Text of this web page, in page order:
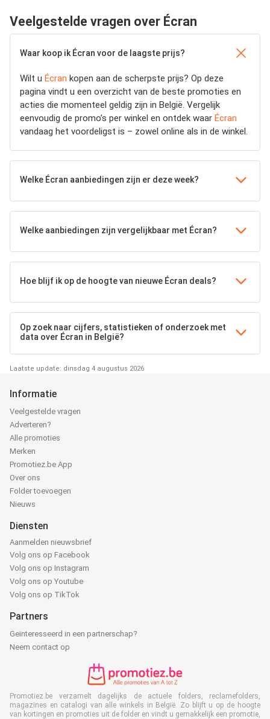
Veelgestelde vragen over Écran
Waar koop ik Écran voor de laagste prijs?
Wilt u Écran kopen aan de scherpste prijs? Op deze
pagina vindt u een overzicht van de beste promoties en
acties die momenteel geldig zijn in België. Vergelijk
eenvoudig de promo’s per winkel en ontdek waar Écran
vandaag het voordeligst is – zowel online als in de winkel.
Welke Écran aanbiedingen zijn er deze week?
Welke aanbiedingen zijn vergelijkbaar met Écran?
Hoe blijf ik op de hoogte van nieuwe Écran deals?
Op zoek naar cijfers, statistieken of onderzoek met
data over Écran in België?
Laatste update: dinsdag 4 augustus 2026
Informatie
Veelgestelde vragen
Adverteren?
Alle promoties
Merken
Promotiez.be App
Over ons
Folder toevoegen
Nieuws
Diensten
Aanmelden nieuwsbrief
Volg ons op Facebook
Volg ons op Instagram
Volg ons op Youtube
Volg ons op TikTok
Partners
Geïnteresseerd in een partnerschap?
Neem contact op
Promotiez.be verzamelt dagelijks de actuele folders, reclamefolders,
magazines en catalogi van alle winkels in België. Zo blijft u op de hoogte
van kortingen en promoties uit de folder en vindt u gemakkelijk een promotie,